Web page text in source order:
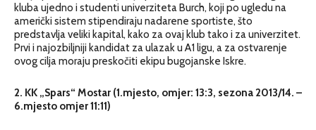
kluba ujedno i studenti univerziteta Burch, koji po ugledu na
američki sistem stipendiraju nadarene sportiste, što
predstavlja veliki kapital, kako za ovaj klub tako i za univerzitet.
Prvi i najozbiljniji kandidat za ulazak u A1 ligu, a za ostvarenje
ovog cilja moraju preskočiti ekipu bugojanske Iskre.
2. KK „Spars“ Mostar (1.mjesto, omjer: 13:3, sezona 2013/14. –
6.mjesto omjer 11:11)